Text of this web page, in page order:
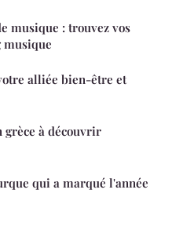
musique : trouvez vos
musique
alliée bien-être et
grèce à découvrir
qui a marqué l'année